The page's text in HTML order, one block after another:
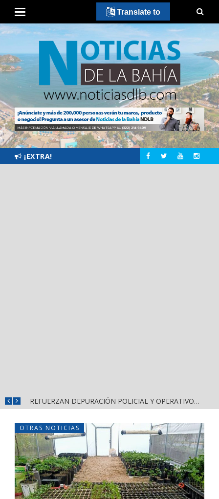
¡EXTRA!
REFUERZAN DEPURACIÓN POLICIAL Y OPERATIVOS EN FRONTERAS DE NAYARIT
OTRAS NOTICIAS
Translate to